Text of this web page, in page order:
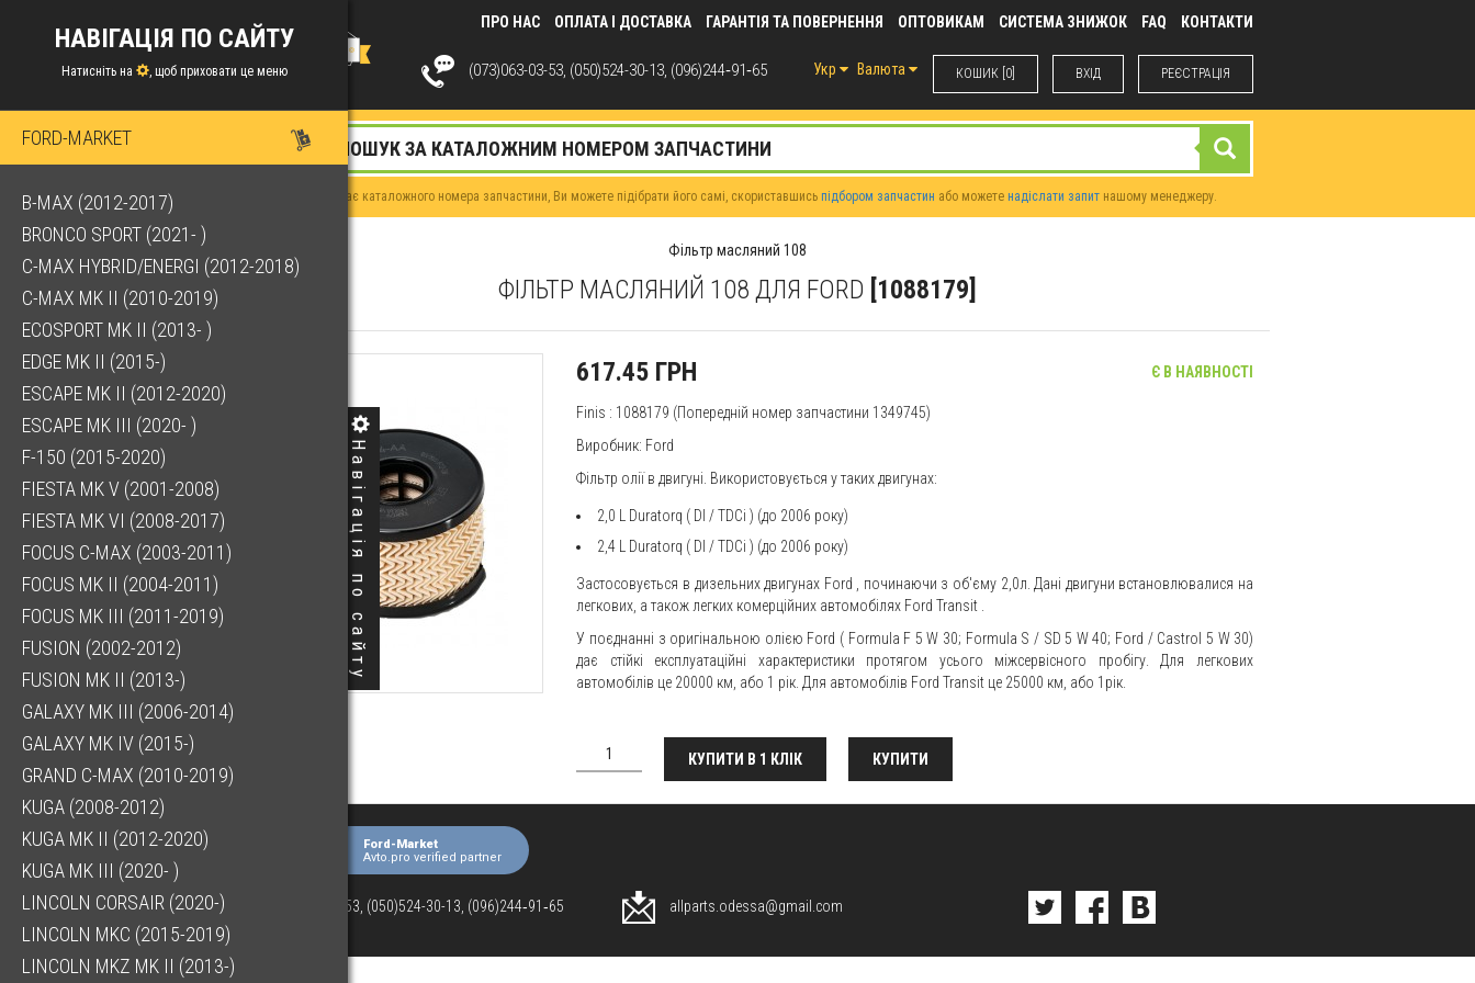
Навігація по сайту
ПРО НАС ОПЛАТА І ДОСТАВКА ГАРАНТІЯ ТА ПОВЕРНЕННЯ ОПТОВИКАМ СИСТЕМА ЗНИЖОК FAQ КОНТАКТИ
КОШИК [0] ВХIД РЕЄСТРАЦІЯ
Укр Валюта
(073)063-03-53, (050)524-30-13, (096)244‑91‑65
НАВІГАЦІЯ ПО САЙТУ
Натисніть на , щоб приховати це меню
FORD-MARKET
B-MAX (2012-2017)
BRONCO SPORT (2021- )
C-MAX HYBRID/ENERGI (2012-2018)
C-MAX MK II (2010-2019)
ECOSPORT MK II (2013- )
EDGE MK II (2015-)
ESCAPE MK II (2012-2020)
ESCAPE MK III (2020- )
F-150 (2015-2020)
FIESTA MK V (2001-2008)
FIESTA MK VI (2008-2017)
FOCUS C-MAX (2003-2011)
FOCUS MK II (2004-2011)
FOCUS MK III (2011-2019)
FUSION (2002-2012)
FUSION MK II (2013-)
GALAXY MK III (2006-2014)
GALAXY MK IV (2015-)
GRAND C-MAX (2010-2019)
KUGA (2008-2012)
KUGA MK II (2012-2020)
KUGA MK III (2020- )
LINCOLN CORSAIR (2020-)
LINCOLN MKC (2015-2019)
LINCOLN MKZ MK II (2013-)
Якщо у Вас немає каталожного номера запчастини, Ви можете підібрати його самі, скориставшись підбором запчастин або можете надіслати запит нашому менеджеру.
Фільтр масляний 108
ФІЛЬТР МАСЛЯНИЙ 108 ДЛЯ FORD [1088179]
617.45 ГРН Є В НАЯВНОСТІ
Finis : 1088179 (Попередній номер запчастини 1349745)
Виробник: Ford
Фільтр олії в двигуні. Використовується у таких двигунах:
2,0 Duratorq ( DI /TDCi ) (до 2006 року)
2,4
Duratorq ( DI /TDCi ) (до 2006 року)
Застосовується в дизельних двигунах Ford , починаючи з об'єму 2,0л. Дані двигуни встановлювалися на
легкових, а також легких комерційних автомобілях Ford Transit
У поєднанні з оригінальною олією Ford ( Formula F 5W 30; Formula S / SD 5 W40; Ford / Castrol 5 W30)
дає стійкі експлуатаційні характеристики протягом усього міжсервісного пробігу. Для легкових
автомобілів це 20000 км, або 1 рік. Для автомобілів Ford Transit це 25000 км, або 1рік.
КУПИТИ В 1 КЛІК КУПИТИ
Ford-Market
Avto.pro verified partner
(073)063-03-53, (050)524-30-13, (096)244‑91‑65 allparts.odessa@gmail.com